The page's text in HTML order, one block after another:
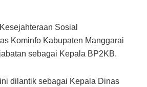
Sosial
Kominfo Kabupaten Manggarai
sebagai Kepala BP2KB.
dilantik sebagai Kepala Dinas